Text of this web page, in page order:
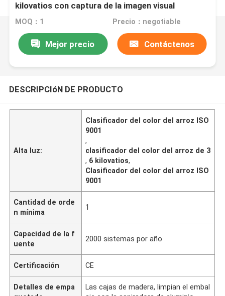
kilovatios con captura de la imagen visual
MOQ：1 Precio：negotiable
Mejor precio Contáctenos
DESCRIPCIóN DE PRODUCTO
Alta luz:
Clasificador del color del arroz ISO
9001
,
clasificador del color del arroz de 3
, 6 kilovatios,
Clasificador del color del arroz ISO
9001
Cantidad de orde
n mínima
1
Capacidad de la f
uente
2000 sistemas por año
Certificación CE
Detalles de empa
Las cajas de madera, limpian el embal